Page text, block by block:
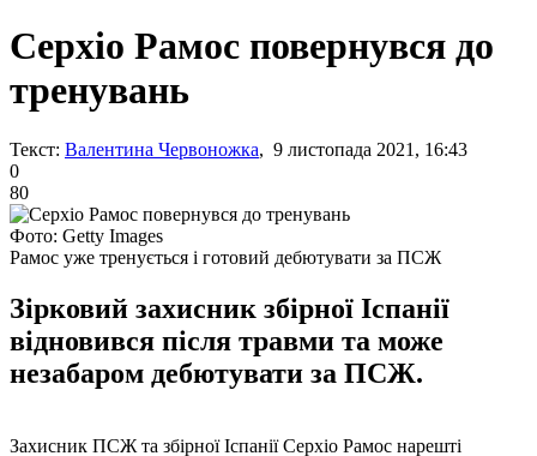
Серхіо Рамос повернувся до
тренувань
Текст: Валентина Червоножка, 9 листопада 2021, 16:43
0
80
Фото: Getty Images
Рамос уже тренується і готовий дебютувати за ПСЖ
Зірковий захисник збірної Іспанії
відновився після травми та може
незабаром дебютувати за ПСЖ.
Захисник ПСЖ та збірної Іспанії Серхіо Рамос нарешті